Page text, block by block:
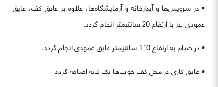
• در سرویس‌ها و آبدارخانه و آزمایشگاه‌ها، علاوه بر عایق کف، عایق
عمودی نیز با ارتفاع 20 سانتیمتر انجام گردد.
• در حمام به ارتفاع 110 سانتیمتر عایق عمودی انجام گردد.
• عایق کاری در محل کف خواب‌ها یک لایه اضافه گردد.